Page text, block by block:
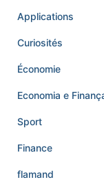
Applications
Curiosités
Économie
Economia e
Sport
Finance
flamand